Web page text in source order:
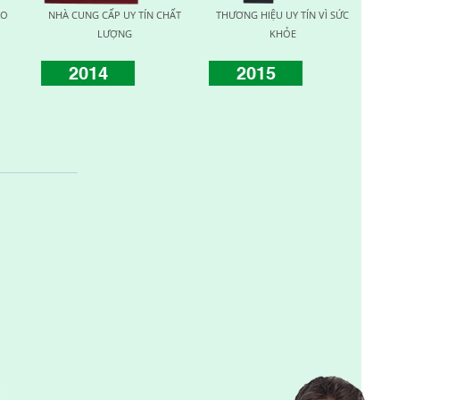
HUY CHƯƠNG VÀNG VÌ SỨC
KHỎE CỘNG ĐỒNG
2016
HUY CHƯƠNG VÀNG VÌ SỨC
KHỎE CỘNG ĐỒNG
2017